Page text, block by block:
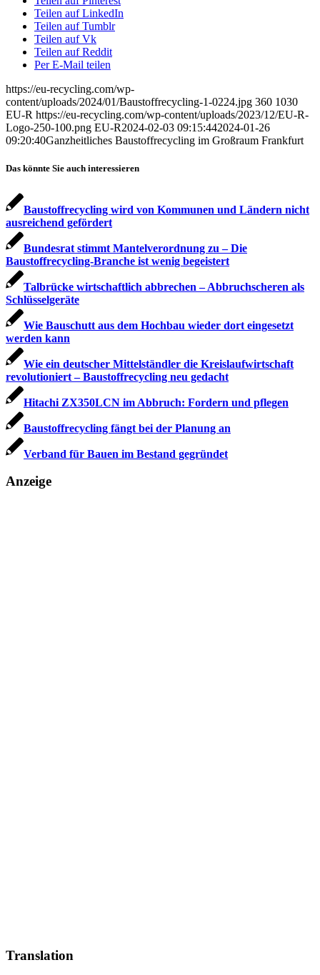
Teilen auf LinkedIn
Teilen auf Tumblr
Teilen auf Vk
Teilen auf Reddit
Per E-Mail teilen
https://eu-recycling.com/wp-
content/uploads/2024/01/Baustoffrecycling-1-0224.jpg 360 1030
EU-R https://eu-recycling.com/wp-content/uploads/2023/12/EU-R-
Logo-250-100.png EU-R2024-02-03 09:15:442024-01-26
09:20:40Ganzheitliches Baustoffrecycling im Großraum Frankfurt
Das könnte Sie auch interessieren
Baustoffrecycling wird von Kommunen und Ländern nicht
ausreichend gefördert
Bundesrat stimmt Mantelverordnung zu – Die
Baustoffrecycling-Branche ist wenig begeistert
Talbrücke wirtschaftlich abbrechen – Abbruchscheren als
Schlüsselgeräte
Wie Bauschutt aus dem Hochbau wieder dort eingesetzt
werden kann
Wie ein deutscher Mittelständler die Kreislaufwirtschaft
revolutioniert – Baustoffrecycling neu gedacht
Hitachi ZX350LCN im Abbruch: Fordern und pflegen
Baustoffrecycling fängt bei der Planung an
Verband für Bauen im Bestand gegründet
Anzeige
Translation